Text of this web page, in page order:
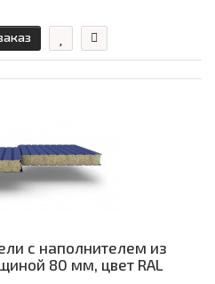
с наполнителем из
80 мм, цвет RAL